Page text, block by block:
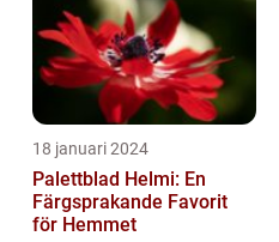
18 januari 2024
Palettblad Helmi: En
Färgsprakande Favorit
för Hemmet